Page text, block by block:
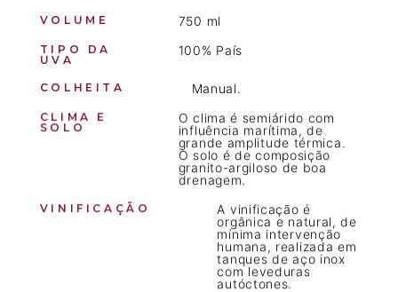
VOLUME 750 ml
TIPO DA
UVA
100% País
COLHEITA Manual.
CLIMA E
SOLO
O clima é semiárido com
influência marítima, de
grande amplitude térmica.
O solo é de composição
granito-argiloso de boa
drenagem.
VINIFICAÇÃO
A vinificação é
orgânica e natural, de
mínima intervenção
humana, realizada em
tanques de aço inox
com leveduras
autóctones.